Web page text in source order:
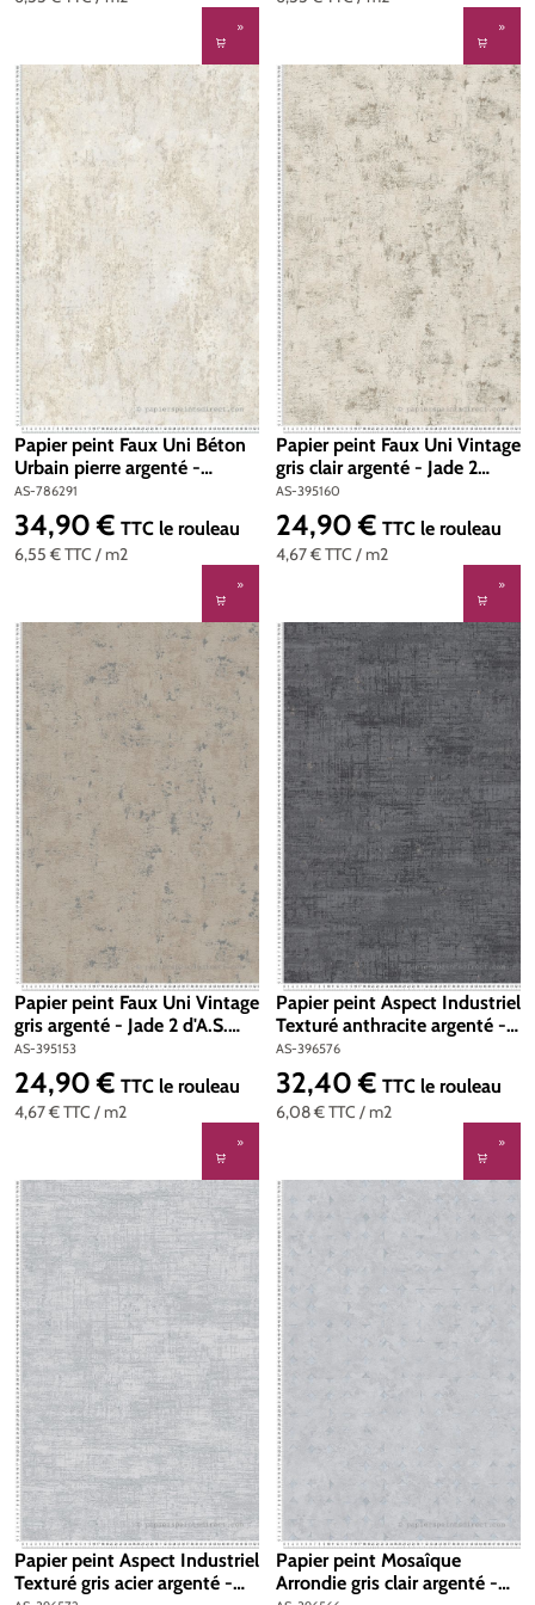
Papier peint Faux Uni Béton
Urbain pierre argenté -
Metropolitan Stories 4 Hot
Spots d'A.S. Création | Réf.
AS-786291
AS-786291
6,55 €TTC / m2
Prix régulier :
34,90 € TTC le rouleau
Papier peint Faux Uni Vintage
gris clair argenté - Jade 2
d'A.S. Création | Réf. AS-
395160
AS-395160
4,67 €TTC / m2
Prix régulier :
24,90 € TTC le rouleau
Papier peint Faux Uni Vintage
gris argenté - Jade 2 d'A.S.
Création | Réf. AS-395153
AS-395153
4,67 €TTC / m2
Prix régulier :
24,90 € TTC le rouleau
Papier peint Aspect Industriel
Texturé anthracite argenté -
Stories of Life d'A.S. Création
| Réf. AS-396576
AS-396576
6,08 €TTC / m2
Prix régulier :
32,40 € TTC le rouleau
Papier peint Aspect Industriel
Texturé gris acier argenté -
Papier peint Mosaîque
Arrondie gris clair argenté -